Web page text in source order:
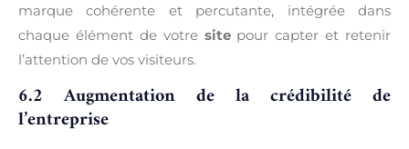
marque cohérente et percutante, intégrée dans
chaque élément de votre sitepour capter et retenir
l’attention de vos visiteurs.
6.2 Augmentation de la crédibilité de
l’entreprise